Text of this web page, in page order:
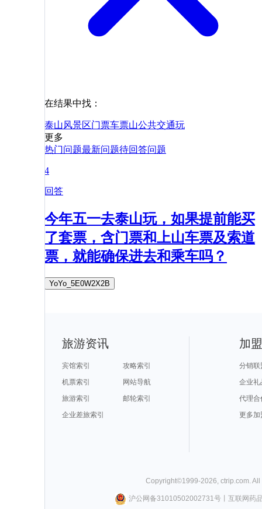
在结果中找：
泰山风景区门票车票山公共交通玩
更多
热门问题最新问题待回答问题
4
回答
今年五一去泰山玩，如果提前能买
了套票，含门票和上山车票及索道
票，就能确保进去和乘车吗？
YoYo_5E0W2X2B
旅游资讯
宾馆索引
攻略索引
机票索引
网站导航
旅游索引
邮轮索引
企业差旅索引
加
分销联
企业礼
代理合
更多加
Copyright©1999-2026 ctrip.com .
沪公网备31010502002731号丨 互联网药